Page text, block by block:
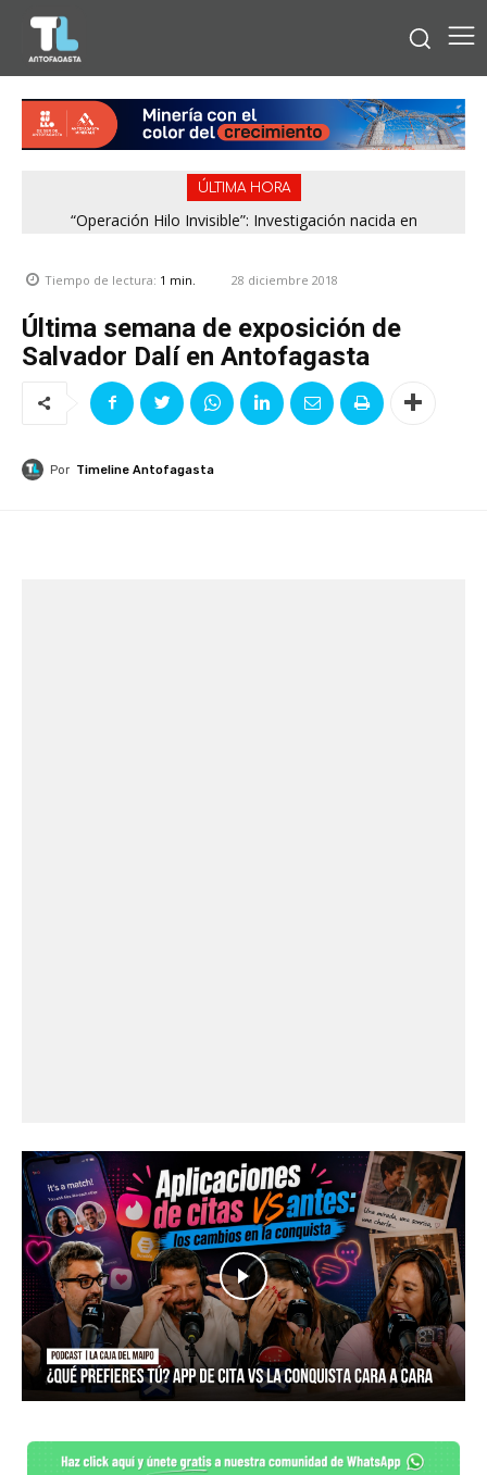
ÚLTIMA HORA
“Operación Hilo Invisible”: Investigación nacida en
Tiempo de lectura: 1 min. 28 diciembre 2018
Última semana de exposición de
Salvador Dalí en Antofagasta
Por Timeline Antofagasta